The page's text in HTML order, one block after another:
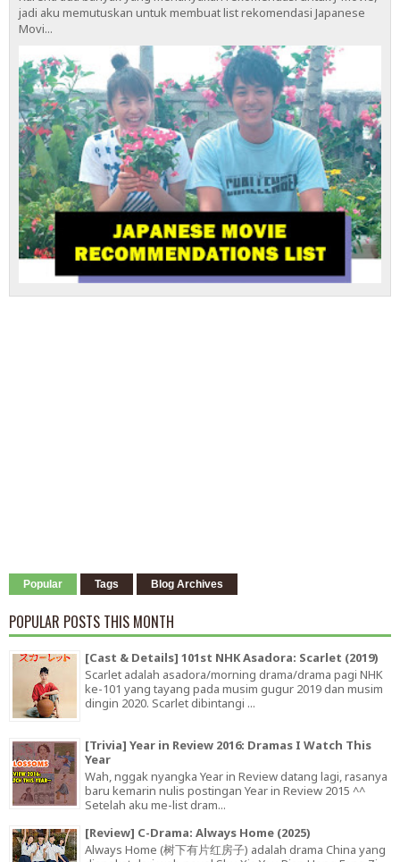
jadi aku memutuskan untuk membuat list rekomendasi Japanese
Movi...
Popular Tags Blog Archives
POPULAR POSTS THIS MONTH
[Cast & Details] 101st NHK Asadora: Scarlet (2019)
Scarlet adalah asadora/morning drama/drama pagi NHK
ke-101 yang tayang pada musim gugur 2019 dan musim
dingin 2020. Scarlet dibintangi ...
[Trivia] Year in Review 2016: Dramas I Watch This
Year
Wah, nggak nyangka Year in Review datang lagi, rasanya
baru kemarin nulis postingan Year in Review 2015 ^^
Setelah aku me-list dram...
[Review] C-Drama: Always Home (2025)
Always Home (树下有片红房子) adalah drama China yang